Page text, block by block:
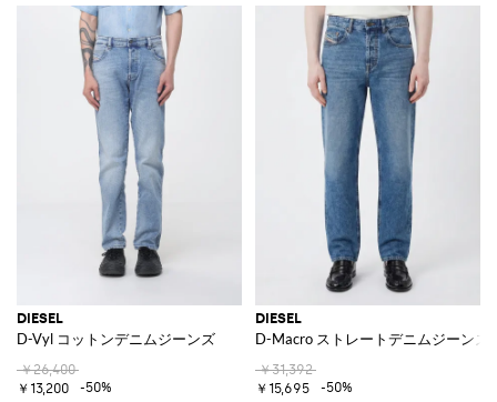
DIESEL
D-Vyl コットンデニムジーンズ
￥26,400
￥13,200
-50%
DIESEL
D-Macro ストレートデニムジーンズ
￥31,392
￥15,695
-50%